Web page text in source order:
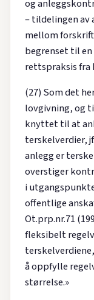
og
– tildelingen av
mellom
begrenset til
rettspraksis fra
(27) Som det
lovgivning, og
knyttet til at
terskelverdier,
anlegg er
overstiger
i
offentlige
Ot.prp.nr.71
fleksibelt
å oppfylle
størrelse.»